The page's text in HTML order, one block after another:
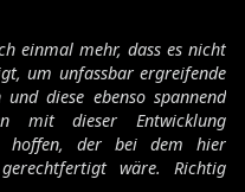
einmal mehr, dass es nicht
um unfassbar ergreifende
diese ebenso spannend
mit dieser Entwicklung
hoffen, der bei dem hier
wäre. Richtig